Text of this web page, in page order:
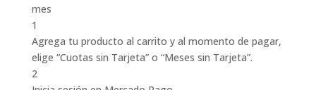
mes
1
Agrega tu producto al carrito y al momento de pagar,
elige “Cuotas sin Tarjeta” o “Meses sin Tarjeta”.
2